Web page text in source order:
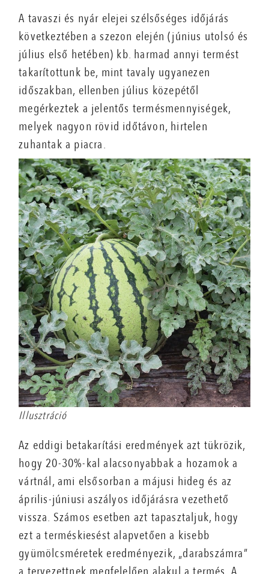
A tavaszi és nyár elejei szélsőséges időjárás
következtében a szezon elején (június utolsó és
július első hetében) kb. harmad annyi termést
takarítottunk be, mint tavaly ugyanezen
időszakban, ellenben július közepétől
megérkeztek a jelentős termésmennyiségek,
melyek nagyon rövid időtávon, hirtelen
zuhantak a piacra.
Illusztráció
Az eddigi betakarítási eredmények azt tükrözik,
hogy 20-30%-kal alacsonyabbak a hozamok a
vártnál, ami elsősorban a májusi hideg és az
április-júniusi aszályos időjárásra vezethető
vissza. Számos esetben azt tapasztaljuk, hogy
ezt a terméskiesést alapvetően a kisebb
gyümölcsméretek eredményezik, „darabszámra”